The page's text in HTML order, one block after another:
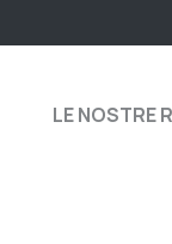
LE NOSTRE